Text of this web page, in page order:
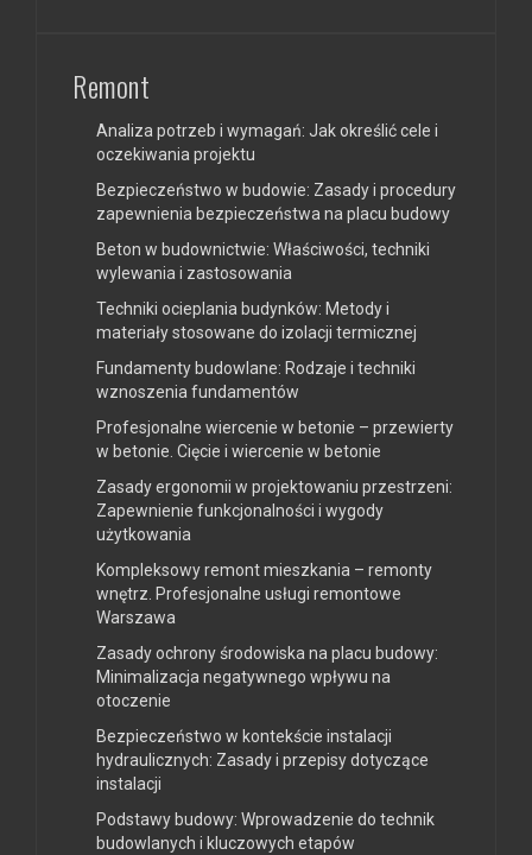
Remont
Analiza potrzeb i wymagań: Jak określić cele i
oczekiwania projektu
Bezpieczeństwo w budowie: Zasady i procedury
zapewnienia bezpieczeństwa na placu budowy
Beton w budownictwie: Właściwości, techniki
wylewania i zastosowania
Techniki ocieplania budynków: Metody i
materiały stosowane do izolacji termicznej
Fundamenty budowlane: Rodzaje i techniki
wznoszenia fundamentów
Profesjonalne wiercenie w betonie – przewierty
w betonie. Cięcie i wiercenie w betonie
Zasady ergonomii w projektowaniu przestrzeni:
Zapewnienie funkcjonalności i wygody
użytkowania
Kompleksowy remont mieszkania – remonty
wnętrz. Profesjonalne usługi remontowe
Warszawa
Zasady ochrony środowiska na placu budowy:
Minimalizacja negatywnego wpływu na
otoczenie
Bezpieczeństwo w kontekście instalacji
hydraulicznych: Zasady i przepisy dotyczące
instalacji
Podstawy budowy: Wprowadzenie do technik
budowlanych i kluczowych etapów